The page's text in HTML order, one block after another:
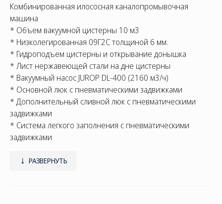
Комбинированная илососная каналопромывочная
машина
* Объем вакуумной цистерны 10 м3
* Низколегированная 09Г2С толщиной 6 мм.
* Гидроподъем цистерны и открывание донышка
* Лист нержавеющей стали на дне цистерны
* Вакуумный насос JUROP DL-400 (2160 м3/ч)
* Основной люк с пневматическими задвижками
* Дополнительный сливной люк с пневматическими
задвижками
* Система легкого заполнения с пневматическими
задвижками
* Гидравлический замки прижатия донышка
РАЗВЕРНУТЬ